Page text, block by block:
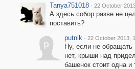
Tanya751018 · 22 October
А здесь собор разве не
поставить?
p
putnik · 22 October 2013,
Ну, если не обращать
нет, крыши над
башенок стоит одна и